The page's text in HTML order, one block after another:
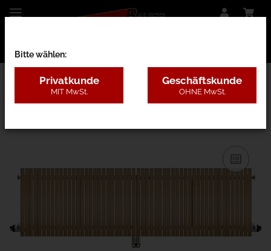
27BD - Lärche ohne Pfosten
Bitte wählen:
Privatkunde
MIT MwSt.
Geschäftskunde
OHNE MwSt.